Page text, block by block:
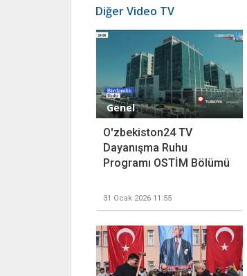
Diğer Video TV
Genel
O'zbekiston24 TV
Dayanışma Ruhu
Programı OSTİM Bölümü
31 Ocak 2026 11:55